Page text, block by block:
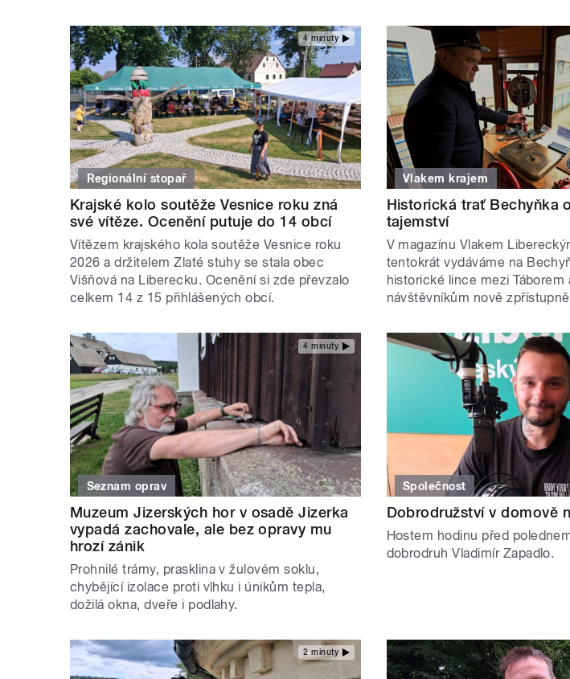
4 minuty
Regionální stopař
Krajské kolo soutěže Vesnice roku zná
své vítěze. Ocenění putuje do 14 obcí
Vítězem krajského kola soutěže Vesnice roku
2026 a držitelem Zlaté stuhy se stala obec
Višňová na Liberecku. Ocenění si zde převzalo
celkem 14 z 15 přihlášených obcí.
Vlakem krajem
Historická trať Bechyňka
tajemství
V magazínu Vlakem
tentokrát vydáváme na
historické lince mezi Táborem
návštěvníkům nově
4 minuty
Seznam oprav
Muzeum Jizerských hor v osadě Jizerka
vypadá zachovale, ale bez opravy mu
hrozí zánik
Prohnilé trámy, prasklina v žulovém soklu,
chybějící izolace proti vlhku i únikům tepla,
dožilá okna, dveře i podlahy.
Společnost
Dobrodružství v domově
Hostem hodinu před
dobrodruh Vladimír Zapadlo.
2 minuty